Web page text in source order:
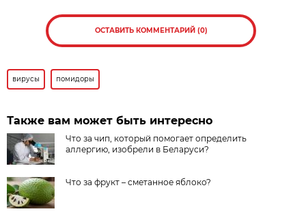
ОСТАВИТЬ КОММЕНТАРИЙ (0)
вирусы помидоры
Также вам может быть интересно
Что за чип, который помогает определить
аллергию, изобрели в Беларуси?
Что за фрукт – сметанное яблоко?